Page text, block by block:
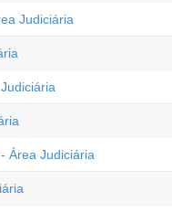
Judiciária
Área Judiciária